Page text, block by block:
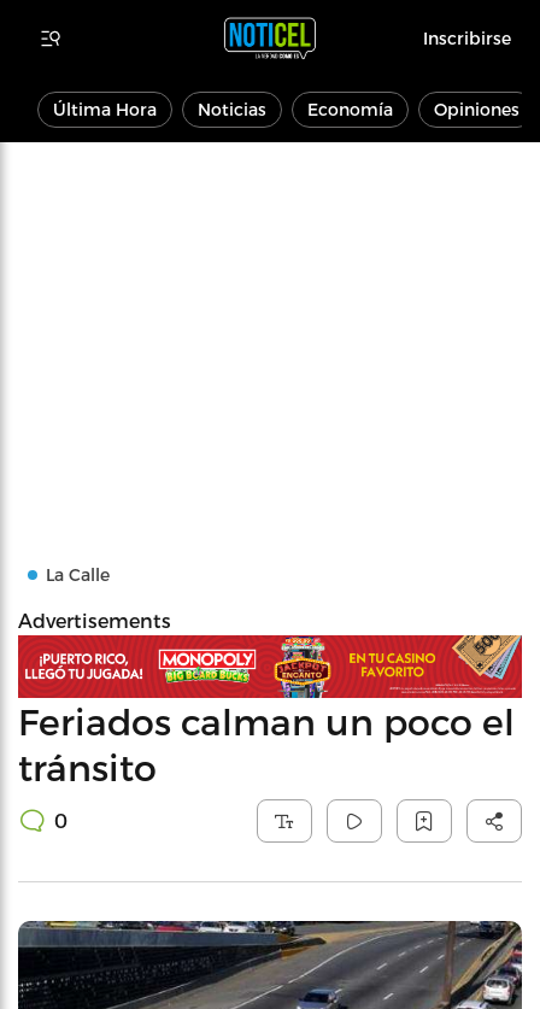
Inscribirse
Última Hora Noticias Economía Opiniones
La Calle
Advertisements
Feriados calman un poco el
tránsito
0